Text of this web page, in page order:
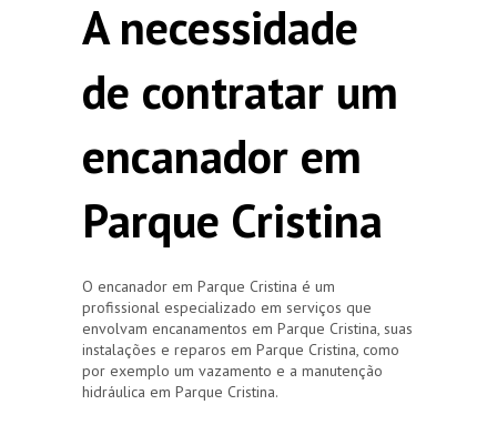
A necessidade
de contratar um
encanador em
Parque Cristina
O encanador em Parque Cristina é um
profissional especializado em serviços que
envolvam encanamentos em Parque Cristina, suas
instalações e reparos em Parque Cristina, como
por exemplo um vazamento e a manutenção
hidráulica em Parque Cristina.